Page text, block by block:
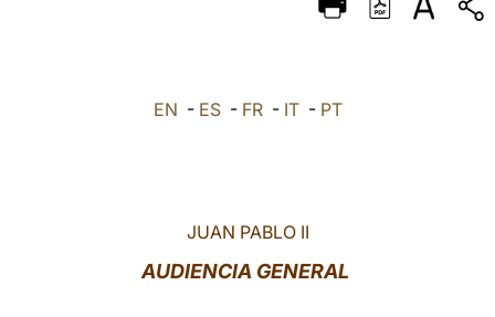
DEUTSCH
EN - ES- FR- IT- PT
JUAN PABLO II
AUDIENCIA GENERAL